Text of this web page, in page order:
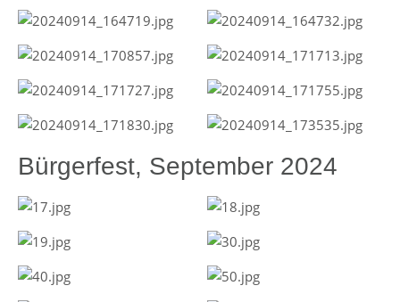
Bürgerfest, September 2024